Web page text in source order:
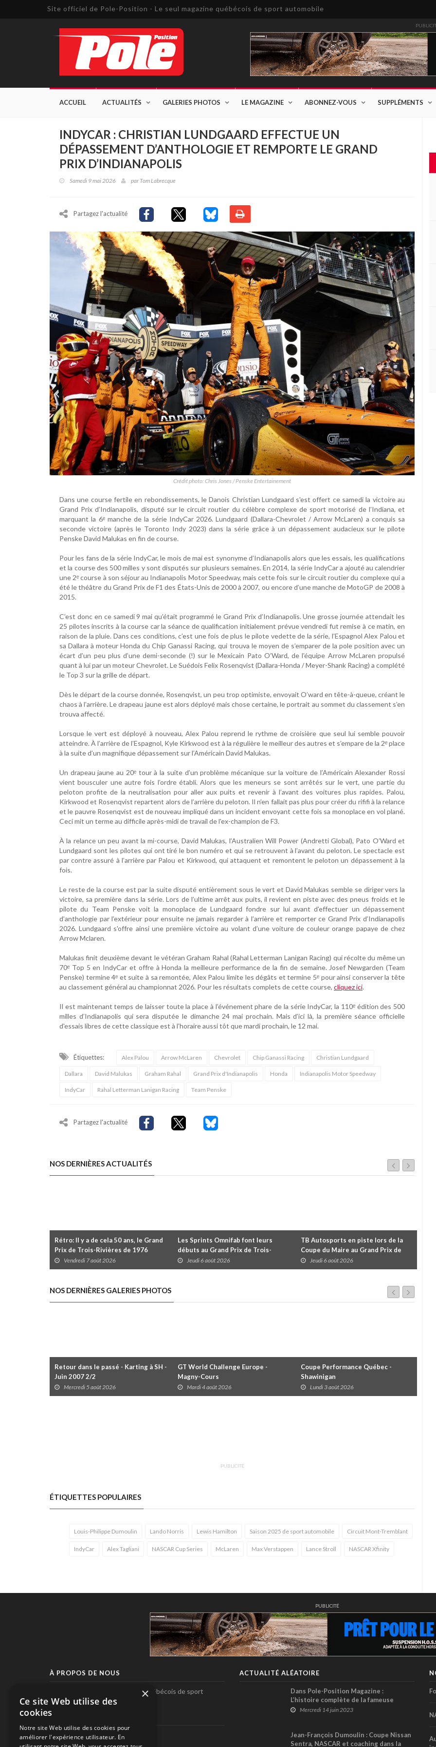
Site officiel de Pole-Position - Le seul magazine québécois de sport automobile
ACCUEIL ACTUALITÉS GALERIES PHOTOS LE MAGAZINE ABONNEZ-VOUS SUPPLÉMENTS
INDYCAR : CHRISTIAN LUNDGAARD EFFECTUE UN
DÉPASSEMENT D’ANTHOLOGIE ET REMPORTE LE GRAND
PRIX D’INDIANAPOLIS
Samedi 9 mai 2026 par Tom Labrecque
Partagez l'actualité
Crédit photo: Chris Jones / Penske Entertainement
Dans une course fertile en rebondissements, le Danois Christian Lundgaard s'est offert ce samedi la victoire au
Grand Prix d’Indianapolis, disputé sur le circuit routier du célèbre complexe de sport motorisé de l’Indiana, et
marquant la 6ᵉ manche de la série IndyCar 2026. Lundgaard (Dallara-Chevrolet / Arrow McLaren) a conquis sa
seconde victoire (après le Toronto Indy 2023) dans la série grâce à un dépassement audacieux sur le pilote
Penske David Malukas en fin de course.
Pour les fans de la série IndyCar, le mois de mai est synonyme d’Indianapolis alors que les essais, les qualifications
et la course des 500 milles y sont disputés sur plusieurs semaines. En 2014, la série IndyCar a ajouté au calendrier
une 2ᵉ course à son séjour au Indianapolis Motor Speedway, mais cette fois sur le circuit routier du complexe qui a
été le théâtre du Grand Prix de F1 des États-Unis de 2000 à 2007, ou encore d’une manche de MotoGP de 2008 à
2015.
C’est donc en ce samedi 9 mai qu’était programmé le Grand Prix d’Indianapolis. Une grosse journée attendait les
25 pilotes inscrits à la course car la séance de qualification initialement prévue vendredi fut remise à ce matin, en
raison de la pluie. Dans ces conditions, c’est une fois de plus le pilote vedette de la série, l’Espagnol Alex Palou et
sa Dallara à moteur Honda du Chip Ganassi Racing, qui trouva le moyen de s’emparer de la pole position avec un
écart d’un peu plus d’une demi-seconde (!) sur le Mexicain Pato O’Ward, de l'équipe Arrow McLaren propulsé
quant à lui par un moteur Chevrolet. Le Suédois Felix Rosenqvist (Dallara-Honda / Meyer-Shank Racing) a complété
le Top 3 sur la grille de départ.
Dès le départ de la course donnée, Rosenqvist, un peu trop optimiste, envoyait O’ward en tête-à-queue, créant le
chaos à l’arrière. Le drapeau jaune est alors déployé mais chose certaine, le portrait au sommet du classement s’en
trouva affecté.
Lorsque le vert est déployé à nouveau, Alex Palou reprend le rythme de croisière que seul lui semble pouvoir
atteindre. À l’arrière de l’Espagnol, Kyle Kirkwood est à la régulière le meilleur des autres et s’empare de la 2ᵉ place
à la suite d’un magnifique dépassement sur l’Américain David Malukas.
Un drapeau jaune au 20ᵉ tour à la suite d’un problème mécanique sur la voiture de l’Américain Alexander Rossi
vient bousculer une autre fois l’ordre établi. Alors que les meneurs se sont arrêtés sur le vert, une partie du
peloton profite de la neutralisation pour aller aux puits et revenir à l’avant des voitures plus rapides. Palou,
Kirkwood et Rosenqvist repartent alors de l’arrière du peloton. Il n’en fallait pas plus pour créer du rififi à la relance
et le pauvre Rosenqvist est de nouveau impliqué dans un incident envoyant cette fois sa monoplace en vol plané.
Ceci mit un terme au difficile après-midi de travail de l'ex-champion de F3.
À la relance un peu avant la mi-course, David Malukas, l’Australien Will Power (Andretti Global), Pato O’Ward et
Lundgaard sont les pilotes qui ont tiré le bon numéro et qui se retrouvent à l’avant du peloton. Le spectacle est
par contre assuré à l’arrière par Palou et Kirkwood, qui attaquent et remontent le peloton un dépassement à la
fois.
Le reste de la course est par la suite disputé entièrement sous le vert et David Malukas semble se diriger vers la
victoire, sa première dans la série. Lors de l’ultime arrêt aux puits, il revient en piste avec des pneus froids et le
pilote du Team Penske voit la monoplace de Lundgaard fondre sur lui avant d'effectuer un dépassement
d’anthologie par l’extérieur pour ensuite ne jamais regarder à l’arrière et remporter ce Grand Prix d’Indianapolis
2026. Lundgaard s'offre ainsi une première victoire au volant d’une voiture de couleur orange papaye de chez
Arrow Mclaren.
Malukas finit deuxième devant le vétéran Graham Rahal (Rahal Letterman Lanigan Racing) qui récolte du même un
70ᵉ Top 5 en IndyCar et offre à Honda la meilleure performance de la fin de semaine. Josef Newgarden (Team
Penske) termine 4ᵉ et suite à sa remontée, Alex Palou limite les dégâts et termine 5ᵉ pour ainsi conserver la tête
au classement général au championnat 2026. Pour les résultats complets de cette course, cliquez ici.
Il est maintenant temps de laisser toute la place à l’événement phare de la série IndyCar, la 110ᵉ édition des 500
milles d’Indianapolis qui sera disputée le dimanche 24 mai prochain. Mais d’ici là, la première séance officielle
d'essais libres de cette classique est à l’horaire aussi tôt que mardi prochain, le 12 mai.
Étiquettes: Alex Palou Arrow McLaren Chevrolet Chip Ganassi Racing Christian Lundgaard
Dallara David Malukas Graham Rahal Grand Prix d'Indianapolis Honda Indianapolis Motor Speedway
IndyCar Rahal Letterman Lanigan Racing Team Penske
Partagez l'actualité
NOS DERNIÈRES ACTUALITÉS
Rétro: Il y a de cela 50 ans, le Grand
Prix de Trois-Rivières de 1976
Vendredi 7 août 2026
Les Sprints Omnifab font leurs
débuts au Grand Prix de Trois-
Rivières avec un format inspiré de
Daytona
Jeudi 6 août 2026
TB Autosports en piste lors de la
Coupe du Maire au Grand Prix de
Trois-Rivières
Jeudi 6 août 2026
NOS DERNIÈRES GALERIES PHOTOS
Retour dans le passé - Karting à SH -
Juin 2007 2/2
Mercredi 5 août 2026
GT World Challenge Europe -
Magny-Cours
Mardi 4 août 2026
Coupe Performance Québec -
Shawinigan
Lundi 3 août 2026
PUBLICITÉ
ÉTIQUETTES POPULAIRES
Louis-Philippe Dumoulin Lando Norris Lewis Hamilton Saison 2025 de sport automobile Circuit Mont-Tremblant
IndyCar Alex Tagliani NASCAR Cup Series McLaren Max Verstappen Lance Stroll NASCAR Xfinity
PUBLICITÉ
À PROPOS DE NOUS
Pole-Position, le seul magazine québécois de sport
automobile.
SUIVEZ-NOUS
ACTUALITÉ ALÉATOIRE
Dans Pole-Position Magazine :
L’histoire complète de la fameuse
Ferrari T3 de Gilles Villeneuve !
Mercredi 14 juin 2023
Jean-François Dumoulin : Coupe Nissan
Sentra, NASCAR et coaching dans la
×
Ce site Web utilise des
cookies
Notre site Web utilise des cookies pour
améliorer l'expérience utilisateur. En